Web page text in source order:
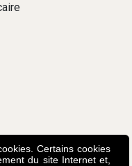
Certains cookies
du site Internet et,